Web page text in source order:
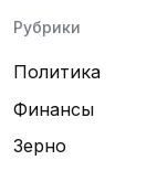
Рубрики
Политика
Финансы
Зерно